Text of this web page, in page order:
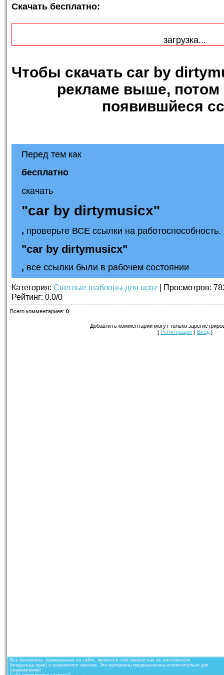
Скачать бесплатно:
загрузка...
Чтобы скачать car by
рекламе выше, потом
появившйеся
Перед тем как
бесплатно
скачать
"car by dirtymusicx"
, проверьте ВСЕ ссылки на
"car by dirtymusicx"
, все ссылки были в рабочем состоянии
Категория: Светлые шаблоны для ucoz | Просмотров:
Рейтинг: 0.0/0
Всего комментариев: 0
Добавлять комментарии могут только
[ Регистрация | Вход ]
Все материалы, размещенные на сайте, являются собственностью их изготовителя
(владельца прав) и охраняются законом. Эти материалы предназначены исключительно для
ознакомления!